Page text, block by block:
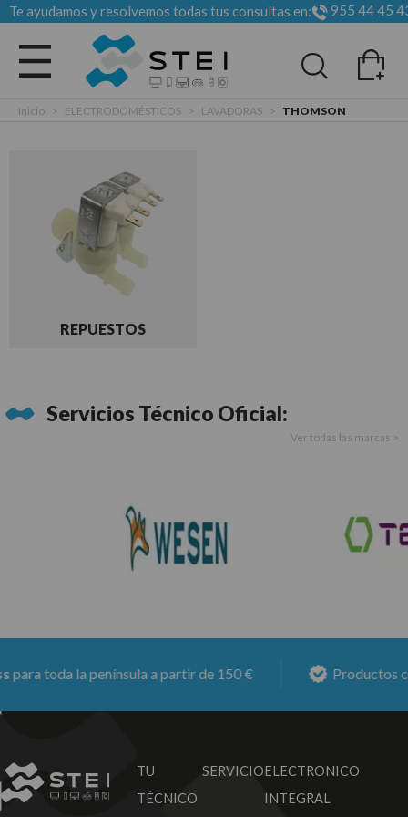
Te ayudamos y resolvemos todas tus consultas en: 955 44 45
Todas las categorias
Inicio > ELECTRODOMÉSTICOS > LAVADORAS > THOMSON
REPUESTOS
Servicios Técnico Oficial:
Ver todas las marcas >
toda la península a partir de 150 € Productos con
TU SERVICIO
TÉCNICO
ELECTRONICO
INTEGRAL